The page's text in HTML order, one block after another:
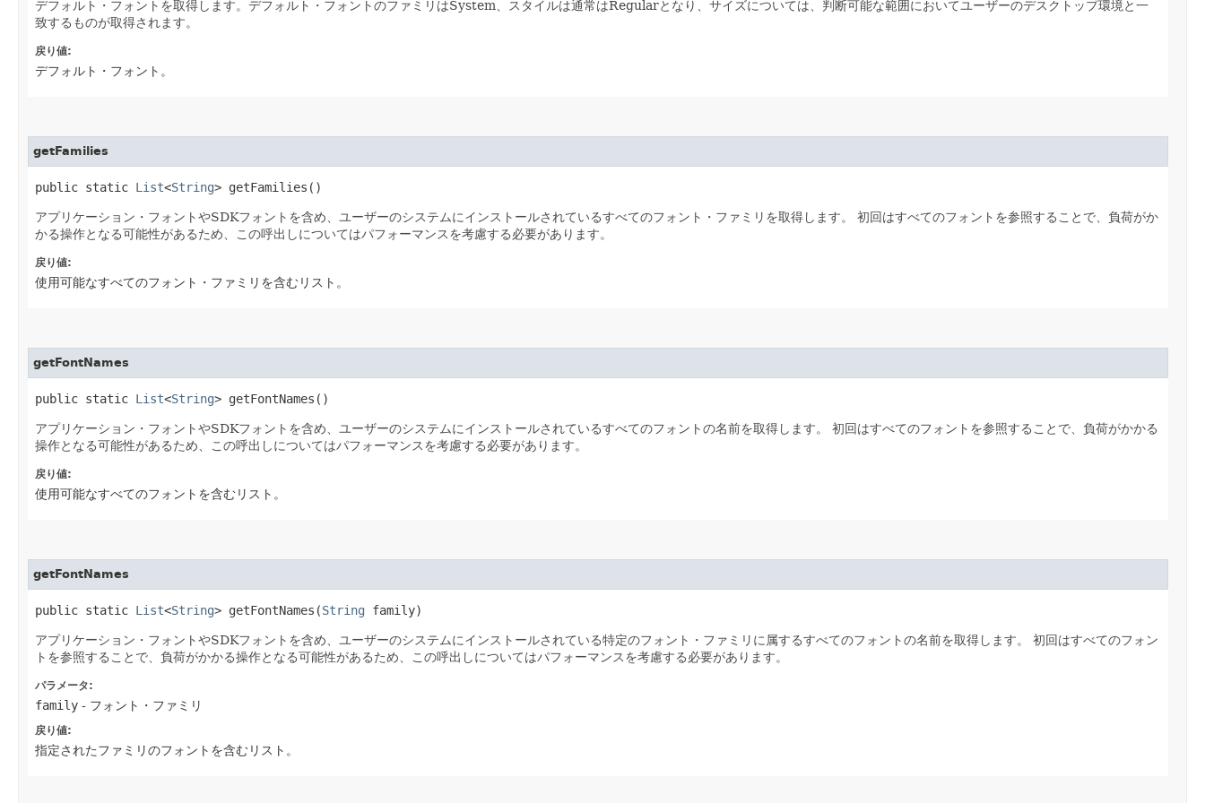
デフォルト・フォントを取得します。デフォルト・フォントのファミリはSystem、スタイルは通常はRegularとなり、サイズについては、判断可能な範囲においてユーザーのデスクトップ環境と一
致するものが取得されます。
戻り値:
デフォルト・フォント。
getFamilies
public static List<String> getFamilies()
アプリケーション・フォントやSDKフォントを含め、ユーザーのシステムにインストールされているすべてのフォント・ファミリを取得します。
初回はすべてのフォントを参照することで、負荷がか
かる操作となる可能性があるため、この呼出しについてはパフォーマンスを考慮する必要があります。
戻り値:
使用可能なすべてのフォント・ファミリを含むリスト。
getFontNames
public static List<String> getFontNames()
アプリケーション・フォントやSDKフォントを含め、ユーザーのシステムにインストールされているすべてのフォントの名前を取得します。
初回はすべてのフォントを参照することで、負荷がかかる
操作となる可能性があるため、この呼出しについてはパフォーマンスを考慮する必要があります。
戻り値:
使用可能なすべてのフォントを含むリスト。
getFontNames
public static List<String> getFontNames​(String family)
アプリケーション・フォントやSDKフォントを含め、ユーザーのシステムにインストールされている特定のフォント・ファミリに属するすべてのフォントの名前を取得します。
初回はすべてのフォン
トを参照することで、負荷がかかる操作となる可能性があるため、この呼出しについてはパフォーマンスを考慮する必要があります。
パラメータ:
family - フォント・ファミリ
戻り値:
指定されたファミリのフォントを含むリスト。